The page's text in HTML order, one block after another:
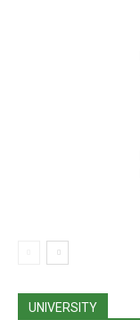
UNIVERSITY